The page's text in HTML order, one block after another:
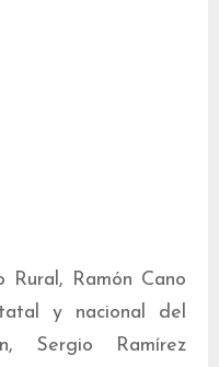
Ramón Cano
y nacional del
Sergio Ramírez